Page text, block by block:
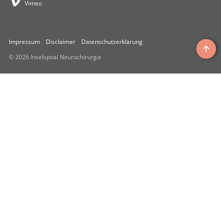
Vimeo
Impressum Disclaimer
Datenschutzerklärung
© 2026 Inselspital Neurochirurgie